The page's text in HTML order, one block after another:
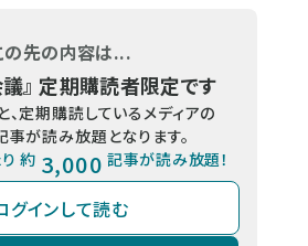
の先の内容は...
』 定期購読者限定です
、定期購読しているメディアの
事が読み放題となります。
約 3,000 記事が読み放題！
グインして読む